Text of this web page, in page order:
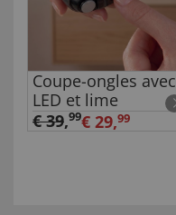
Coupe-ongles avec
LED et lime
€ 39,99€ 29,99